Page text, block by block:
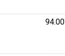
94.00